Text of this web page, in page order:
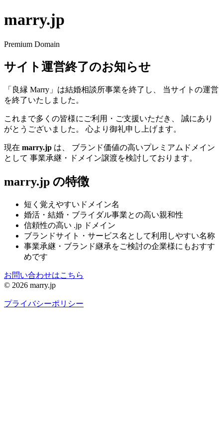
marry.jp
Premium Domain
サイト運営終了のお知らせ
「良縁 Marry」は結婚相談所事業を終了し、 当サイトの運営
を終了いたしました。
これまで多くの皆様にご利用・ご支援いただき、 誠にあり
がとうございました。 心より御礼申し上げます。
現在 marry.jp は、 ブランド価値の高いプレミアムドメイン
として 事業承継・ドメイン譲渡を検討しております。
marry.jp の特徴
短く覚えやすいドメイン名
婚活・結婚・ブライダル事業との高い親和性
信頼性の高い .jp ドメイン
ブランドサイト・サービス名として利用しやすい名称
事業承継・ブランド継承をご検討の企業様にもおすす
めです
お問い合わせはこちら
© 2026 marry.jp
プライバシーポリシー